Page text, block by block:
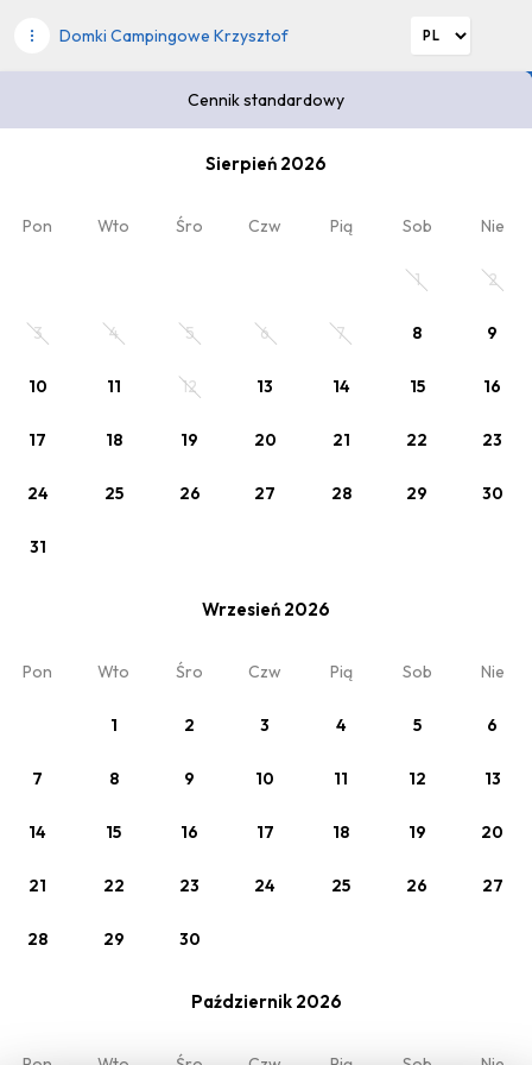
Domki Campingowe Krzysztof
Wybierz datę pobytuCennik standardowy
Sierpień 2026
Pon Wto Śro Czw Pią Sob Nie
1 2
3 4 5 6 7 8 9
10 11 12 13 14 15 16
17 18 19 20 21 22 23
24 25 26 27 28 29 30
31
Wrzesień 2026
Pon Wto Śro Czw Pią Sob Nie
1 2 3 4 5 6
7 8 9 10 11 12 13
14 15 16 17 18 19 20
21 22 23 24 25 26 27
28 29 30
Październik 2026
2 x Dorośli
Regulamin